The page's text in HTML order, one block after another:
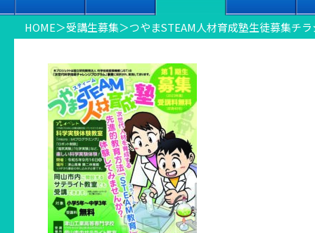
HOME＞受講生募集＞つやまSTEAM人材育成塾生徒募集チラ